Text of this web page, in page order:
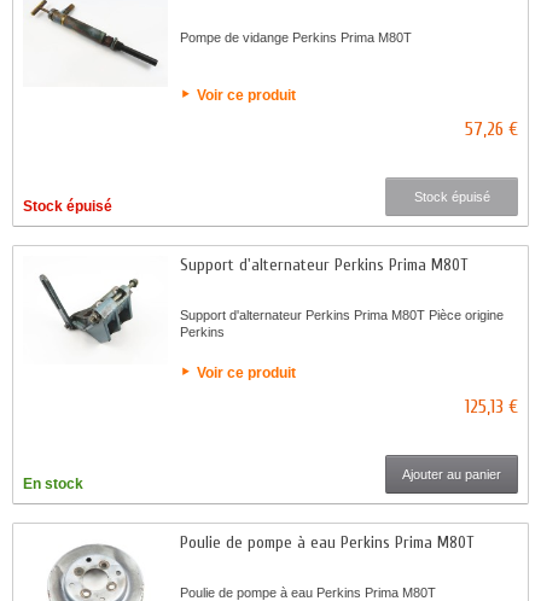
Pompe de vidange Perkins Prima M80T
Voir ce produit
57,26 €
Stock épuisé
Stock épuisé
Support d'alternateur Perkins Prima M80T
Support d'alternateur Perkins Prima M80T Pièce origine
Perkins
Voir ce produit
125,13 €
En stock
Ajouter au panier
Poulie de pompe à eau Perkins Prima M80T
Poulie de pompe à eau Perkins Prima M80T